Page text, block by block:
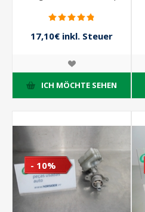
17,10€ inkl. Steuer
ICH MÖCHTE SEHEN
- 10%